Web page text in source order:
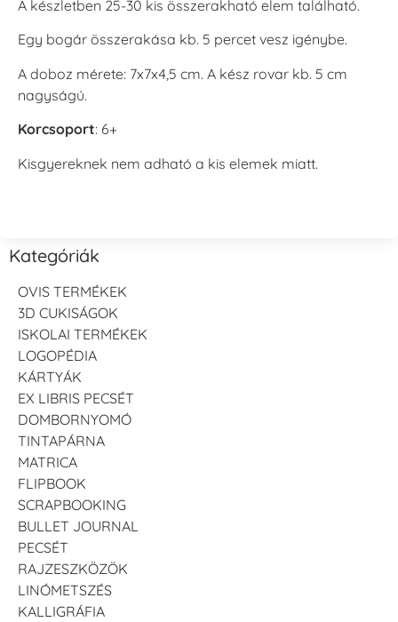
A készletben 25-30 kis összerakható elem található.
Egy bogár összerakása kb. 5 percet vesz igénybe.
A doboz mérete: 7x7x4,5 cm. A kész rovar kb. 5 cm
nagyságú.
Korcsoport: 6+
Kisgyereknek nem adható a kis elemek miatt.
Kategóriák
OVIS TERMÉKEK
3D CUKISÁGOK
ISKOLAI TERMÉKEK
LOGOPÉDIA
KÁRTYÁK
EX LIBRIS PECSÉT
DOMBORNYOMÓ
TINTAPÁRNA
MATRICA
FLIPBOOK
SCRAPBOOKING
BULLET JOURNAL
PECSÉT
RAJZESZKÖZÖK
LINÓMETSZÉS
KALLIGRÁFIA